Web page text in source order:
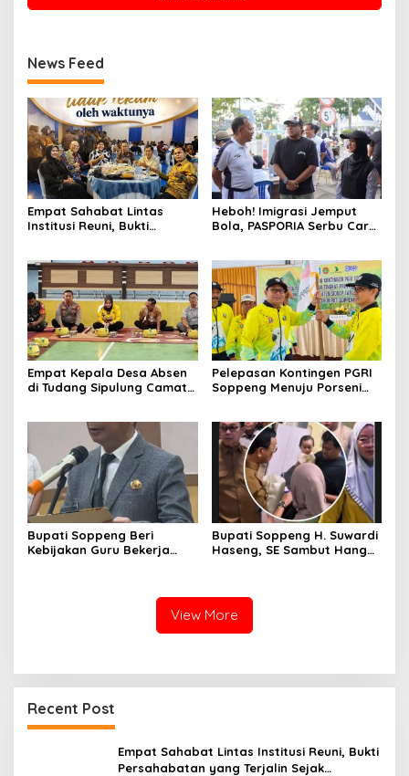
News Feed
Empat Sahabat Lintas
Institusi Reuni, Bukti
Heboh! Imigrasi Jemput
Bola, PASPORIA Serbu Car
Layanan Paspor Akhir
Pekan
Empat Kepala Desa Absen
di Tudang Sipulung Camat
Pelepasan Kontingen PGRI
Soppeng Menuju Porseni
Nama Bumi Latemmamala
Bupati Soppeng Beri
Kebijakan Guru Bekerja
Bupati Soppeng H. Suwardi
Haseng, SE Sambut Hangat
View More
Recent Post
Empat Sahabat Lintas Institusi Reuni, Bukti
Persahabatan yang Terjalin Sejak